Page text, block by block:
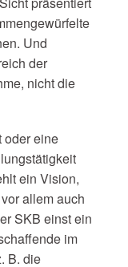
Und
der
nicht die
oder eine
ein Vision,
allem auch
SKB einst ein
im
B. die